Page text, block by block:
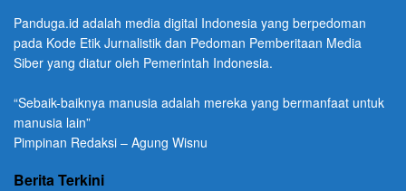
Panduga.id adalah media digital Indonesia yang berpedoman
pada Kode Etik Jurnalistik dan Pedoman Pemberitaan Media
Siber yang diatur oleh Pemerintah Indonesia.
“Sebaik-baiknya manusia adalah mereka yang bermanfaat untuk
manusia lain”
Pimpinan Redaksi – Agung Wisnu
Berita Terkini